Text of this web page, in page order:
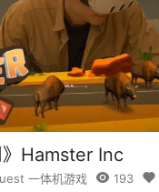
》Hamster Inc
一体机游戏 193